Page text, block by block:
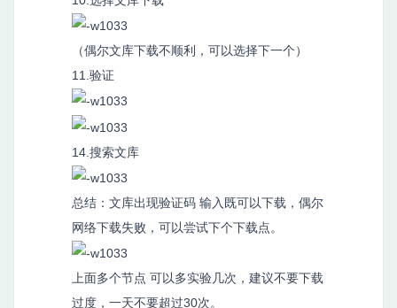
（偶尔文库下载不顺利，可以选择下一个）
11.验证
14.搜索文库
总结：文库出现验证码 输入既可以下载，偶尔
网络下载失败，可以尝试下个下载点。
上面多个节点 可以多实验几次，建议不要下载
过度，一天不要超过30次。